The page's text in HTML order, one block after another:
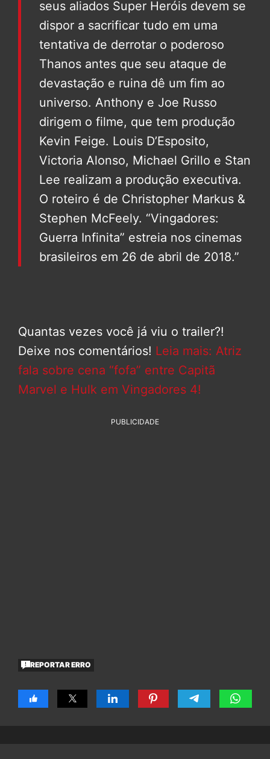
seus aliados Super Heróis devem se
dispor a sacrificar tudo em uma
tentativa de derrotar o poderoso
Thanos antes que seu ataque de
devastação e ruina dê um fim ao
universo. Anthony e Joe Russo
dirigem o filme, que tem produção
Kevin Feige. Louis D’Esposito,
Victoria Alonso, Michael Grillo e Stan
Lee realizam a produção executiva.
O roteiro é de Christopher Markus &
Stephen McFeely. “Vingadores:
Guerra Infinita” estreia nos cinemas
brasileiros em 26 de abril de 2018.”
Quantas vezes você já viu o trailer?!
Deixe nos comentários! Leia mais: Atriz
fala sobre cena “fofa” entre Capitã
Marvel e Hulk em Vingadores 4!
PUBLICIDADE
REPORTAR ERRO